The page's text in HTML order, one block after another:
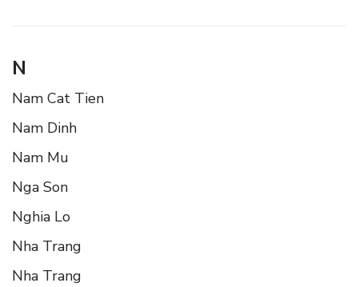
N
Nam Cat Tien
Nam Dinh
Nam Mu
Nga Son
Nghia Lo
Nha Trang
Nha Trang